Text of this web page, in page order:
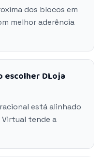
dos blocos em
melhor aderência
escolher DLoja
está alinhado
Virtual tende a